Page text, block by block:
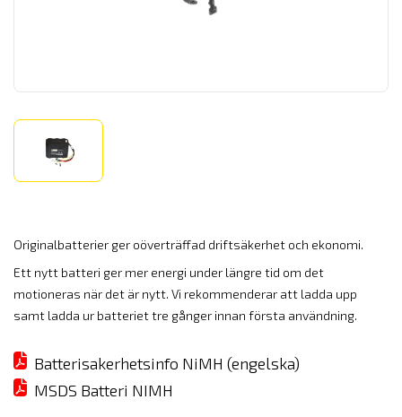
Originalbatterier ger oöverträffad driftsäkerhet och ekonomi.
Ett nytt batteri ger mer energi under längre tid om det
motioneras när det är nytt. Vi rekommenderar att ladda upp
samt ladda ur batteriet tre gånger innan första användning.
Batterisakerhetsinfo NiMH (engelska)
MSDS Batteri NIMH